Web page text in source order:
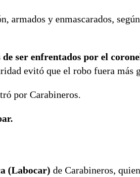
armados y enmascarados, según
ser enfrentados por el
evitó que el robo fuera más
por Carabineros.
(Labocar) de Carabineros,